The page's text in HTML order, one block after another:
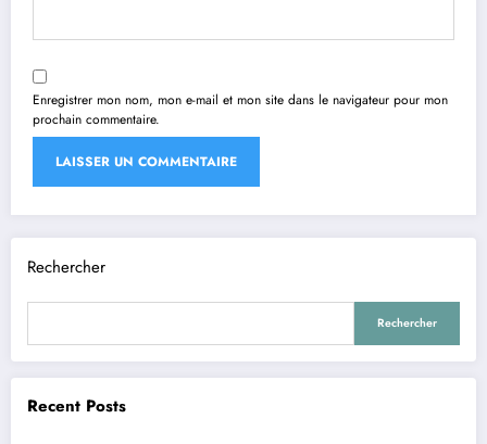
Enregistrer mon nom, mon e-mail et mon site dans le navigateur pour mon
prochain commentaire.
Rechercher
Rechercher
Recent Posts